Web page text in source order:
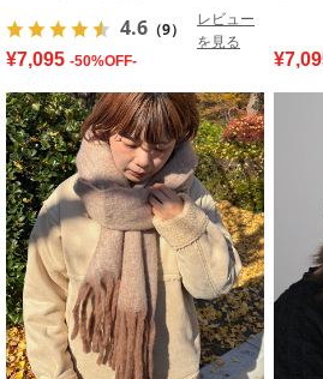
4.6 （9）
レビュー
を見る
¥7,095 -50%OFF-
お気に入